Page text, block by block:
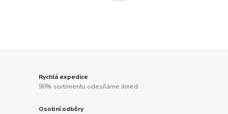
Rychlá expedice
90% sortimentu odesíláme ihned
Osobní odběry